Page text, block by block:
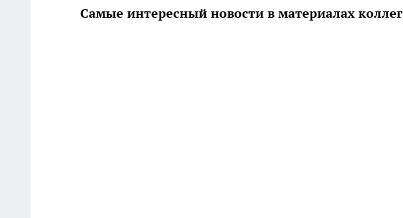
Самые интересный новости в материалах коллег